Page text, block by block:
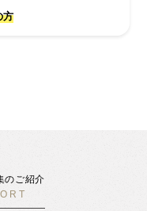
方
のご紹介